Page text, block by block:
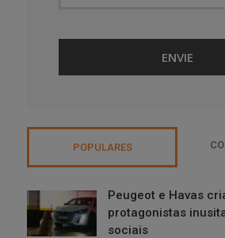
POPULARES
Peugeot e Havas
protagonistas
sociais